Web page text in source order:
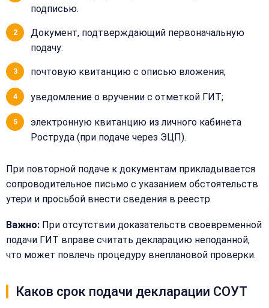
подписью.
Документ, подтверждающий первоначальную
подачу:
почтовую квитанцию с описью вложения;
уведомление о вручении с отметкой ГИТ;
электронную квитанцию из личного кабинета
Роструда (при подаче через ЭЦП).
При повторной подаче к документам прикладывается
сопроводительное письмо с указанием обстоятельств
утери и просьбой внести сведения в реестр.
Важно: При отсутствии доказательств своевременной
подачи ГИТ вправе считать декларацию неподанной,
что может повлечь процедуру внеплановой проверки.
Каков срок подачи декларации СОУТ